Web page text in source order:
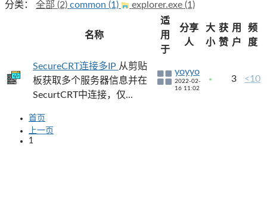
分类：
全部 (2) common (1) explorer.exe (1)
名称
适
用
于
分享
人
大
小
获
赞
用
户
频
度
SecureCRT连接多IP 从剪贴
板获取多个服务器信息并在
SecurtCRT中连接，仅...
yoyyo
2022-02-
16 11:02
3 <10
首页
上一页
1